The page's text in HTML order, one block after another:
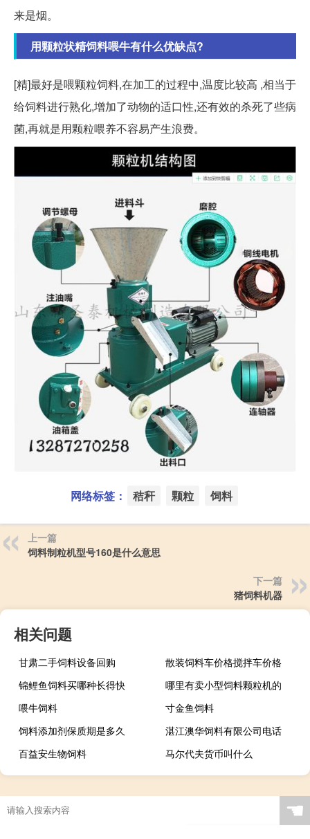
来是烟。
用颗粒状精饲料喂牛有什么优缺点?
[精]最好是喂颗粒饲料,在加工的过程中,温度比较高 ,相当于
给饲料进行熟化,增加了动物的适口性,还有效的杀死了些病
菌,再就是用颗粒喂养不容易产生浪费。
网络标签： 秸秆 颗粒 饲料
上一篇
饲料制粒机型号160是什么意思
下一篇
猪饲料机器
相关问题
甘肃二手饲料设备回购
散装饲料车价格搅拌车价格
锦鲤鱼饲料买哪种长得快
哪里有卖小型饲料颗粒机的
喂牛饲料
寸金鱼饲料
饲料添加剂保质期是多久
湛江澳华饲料有限公司电话
百益安生物饲料
马尔代夫货币叫什么
☚